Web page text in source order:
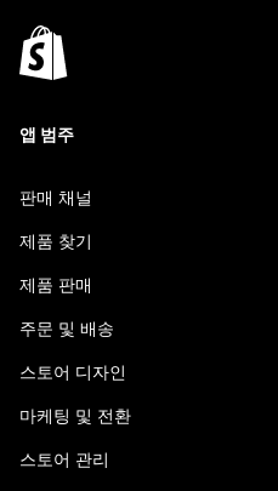
앱 범주
판매 채널
제품 찾기
제품 판매
주문 및 배송
스토어 디자인
마케팅 및 전환
스토어 관리